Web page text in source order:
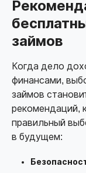
займов
Когда дело
финансами,
займов
рекомендаций,
правильный
в будущем: